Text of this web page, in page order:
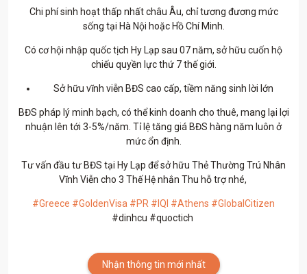
Chi phí sinh hoạt thấp nhất châu Âu, chỉ tương đương mức
sống tại Hà Nội hoặc Hồ Chí Minh.
Có cơ hội nhập quốc tịch Hy Lạp sau 07 năm, sở hữu cuốn hộ
chiếu quyền lực thứ 7 thế giới.
Sở hữu vĩnh viễn BĐS cao cấp, tiềm năng sinh lời lớn
BĐS pháp lý minh bạch, có thể kinh doanh cho thuê, mang lại lợi
nhuận lên tới 3-5%/năm. Tỉ lệ tăng giá BĐS hàng năm luôn ở
mức ổn định.
Tư vấn đầu tư BĐS tại Hy Lạp để sở hữu Thẻ Thường Trú Nhân
Vĩnh Viễn cho 3 Thế Hệ nhắn Thu hỗ trợ nhé,
#Greece #GoldenVisa #PR #IQI #Athens #GlobalCitizen
#dinhcu #quoctich
Nhận thông tin mới nhất